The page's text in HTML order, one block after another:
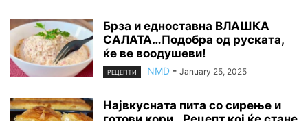
Брза и едноставна ВЛАШКА
САЛАТА…Подобра од руската,
ќе ве воодушеви!
РЕЦЕПТИ NMD - January 25, 2025
Највкусната пита со сирење и